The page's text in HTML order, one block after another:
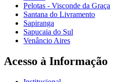
Pelotas - Visconde da Graça
Santana do Livramento
Sapiranga
Sapucaia do Sul
Venâncio Aires
Acesso à Informação